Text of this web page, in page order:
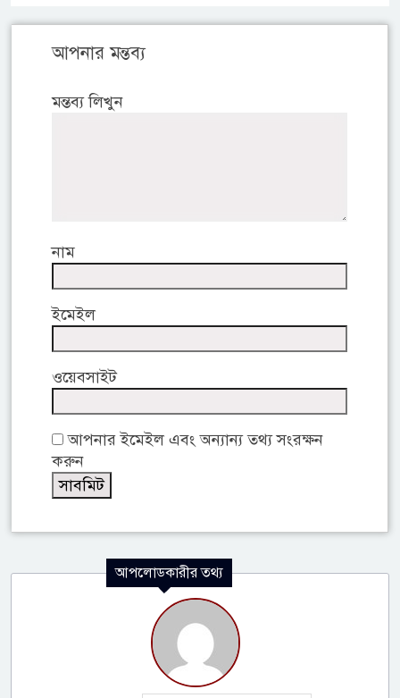
আপনার মন্তব্য
মন্তব্য লিখুন
নাম
ইমেইল
ওয়েবসাইট
আপনার ইমেইল এবং অন্যান্য তথ্য সংরক্ষন
করুন
আপলোডকারীর তথ্য